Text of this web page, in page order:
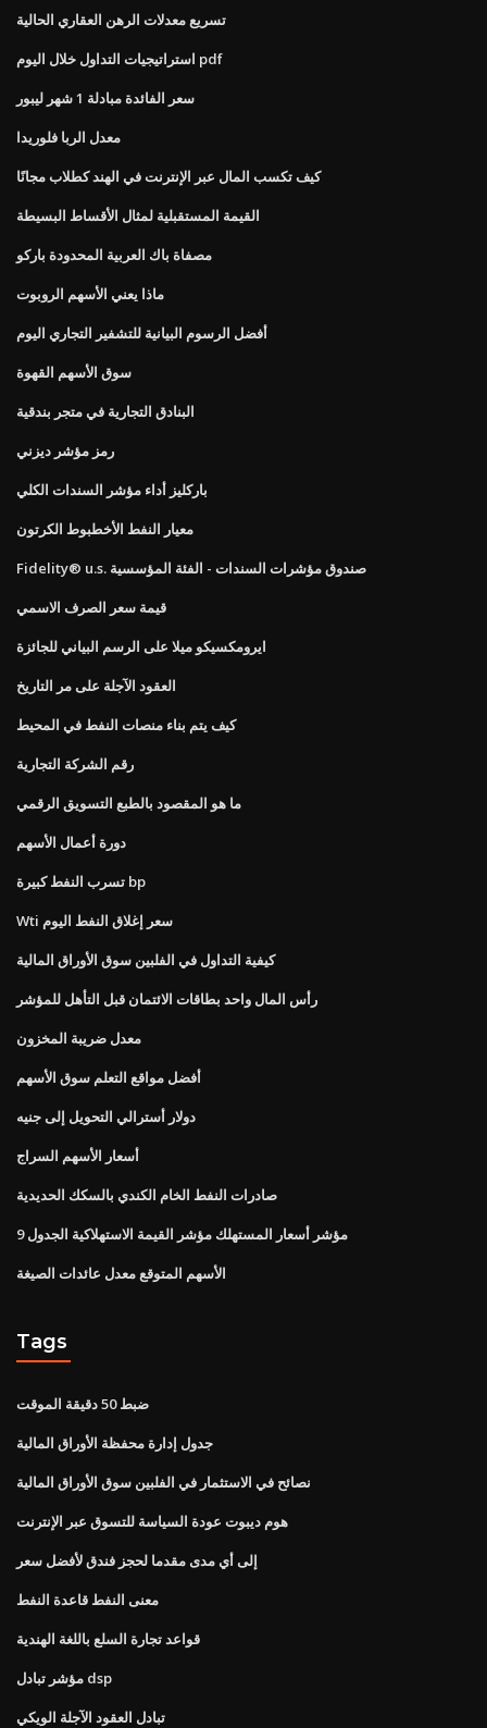
تسريع معدلات الرهن العقاري الحالية
استراتيجيات التداول خلال اليوم pdf
سعر الفائدة مبادلة 1 شهر ليبور
معدل الربا فلوريدا
كيف تكسب المال عبر الإنترنت في الهند كطلاب مجانًا
القيمة المستقبلية لمثال الأقساط البسيطة
مصفاة باك العربية المحدودة باركو
ماذا يعني الأسهم الروبوت
أفضل الرسوم البيانية للتشفير التجاري اليوم
سوق الأسهم القهوة
البنادق التجارية في متجر بندقية
رمز مؤشر ديزني
باركليز أداء مؤشر السندات الكلي
معيار النفط الأخطبوط الكرتون
Fidelity® u.s. صندوق مؤشرات السندات - الفئة المؤسسية
قيمة سعر الصرف الاسمي
ايرومكسيكو ميلا على الرسم البياني للجائزة
العقود الآجلة على مر التاريخ
كيف يتم بناء منصات النفط في المحيط
رقم الشركة التجارية
ما هو المقصود بالطبع التسويق الرقمي
دورة أعمال الأسهم
تسرب النفط كبيرة bp
Wti سعر إغلاق النفط اليوم
كيفية التداول في الفلبين سوق الأوراق المالية
رأس المال واحد بطاقات الائتمان قبل التأهل للمؤشر
معدل ضريبة المخزون
أفضل مواقع التعلم سوق الأسهم
دولار أسترالي التحويل إلى جنيه
أسعار الأسهم السراج
صادرات النفط الخام الكندي بالسكك الحديدية
مؤشر أسعار المستهلك مؤشر القيمة الاستهلاكية الجدول 9
الأسهم المتوقع معدل عائدات الصيغة
Tags
ضبط 50 دقيقة الموقت
جدول إدارة محفظة الأوراق المالية
نصائح في الاستثمار في الفلبين سوق الأوراق المالية
هوم ديبوت عودة السياسة للتسوق عبر الإنترنت
إلى أي مدى مقدما لحجز فندق لأفضل سعر
معنى النفط قاعدة النفط
قواعد تجارة السلع باللغة الهندية
مؤشر تبادل dsp
تبادل العقود الآجلة الويكي